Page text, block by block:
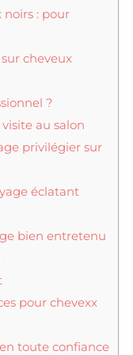
noirs : pour
cheveux
?
au salon
privilégier sur
éclatant
bien entretenu
pour chevexx
en toute confiance